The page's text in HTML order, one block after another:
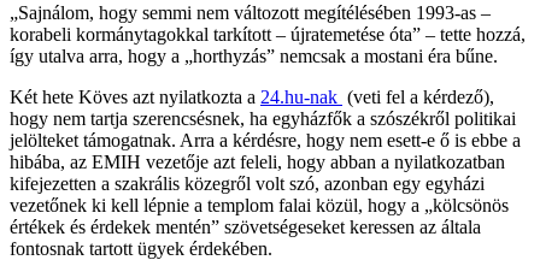
„Sajnálom, hogy semmi nem változott megítélésében 1993-as –
korabeli kormánytagokkal tarkított – újratemetése óta” – tette hozzá,
így utalva arra, hogy a „horthyzás” nemcsak a mostani éra bűne.
Két hete Köves azt nyilatkozta a 24.hu-nak (veti fel a kérdező),
hogy nem tartja szerencsésnek, ha egyházfők a szószékről politikai
jelölteket támogatnak. Arra a kérdésre, hogy nem esett-e ő is ebbe a
hibába, az EMIH vezetője azt feleli, hogy abban a nyilatkozatban
kifejezetten a szakrális közegről volt szó, azonban egy egyházi
vezetőnek ki kell lépnie a templom falai közül, hogy a „kölcsönös
értékek és érdekek mentén” szövetségeseket keressen az általa
fontosnak tartott ügyek érdekében.